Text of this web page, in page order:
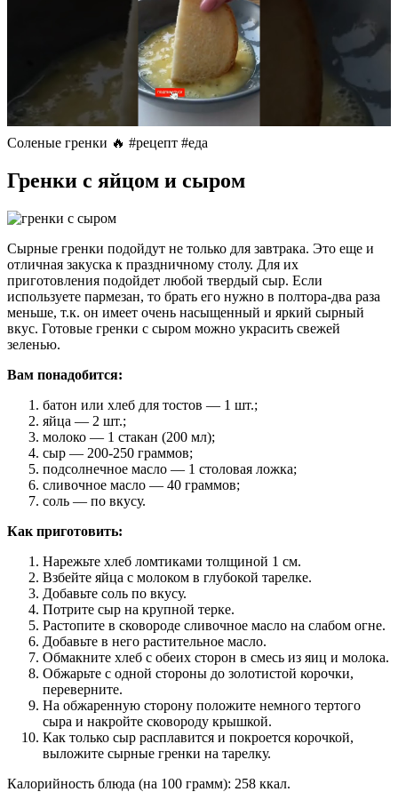
Соленые гренки 🔥 #рецепт #еда
Гренки с яйцом и сыром
Сырные гренки подойдут не только для завтрака. Это еще и
отличная закуска к праздничному столу. Для их
приготовления подойдет любой твердый сыр. Если
используете пармезан, то брать его нужно в полтора-два раза
меньше, т.к. он имеет очень насыщенный и яркий сырный
вкус. Готовые гренки с сыром можно украсить свежей
зеленью.
Вам понадобится:
батон или хлеб для тостов — 1 шт.;
яйца — 2 шт.;
молоко — 1 стакан (200 мл);
сыр — 200-250 граммов;
подсолнечное масло — 1 столовая ложка;
сливочное масло — 40 граммов;
соль — по вкусу.
Как приготовить:
Нарежьте хлеб ломтиками толщиной 1 см.
Взбейте яйца с молоком в глубокой тарелке.
Добавьте соль по вкусу.
Потрите сыр на крупной терке.
Растопите в сковороде сливочное масло на слабом огне.
Добавьте в него растительное масло.
Обмакните хлеб с обеих сторон в смесь из яиц и молока.
Обжарьте с одной стороны до золотистой корочки,
переверните.
На обжаренную сторону положите немного тертого
сыра и накройте сковороду крышкой.
Как только сыр расплавится и покроется корочкой,
выложите сырные гренки на тарелку.
Калорийность блюда (на 100 грамм): 258 ккал.